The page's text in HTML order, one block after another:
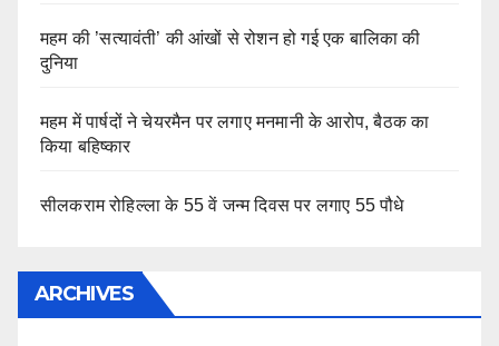
महम की ’सत्यावंती’ की आंखों से रोशन हो गई एक बालिका की
दुनिया
महम में पार्षदों ने चेयरमैन पर लगाए मनमानी के आरोप, बैठक का
किया बहिष्कार
सीलकराम रोहिल्ला के 55 वें जन्म दिवस पर लगाए 55 पौधे
ARCHIVES